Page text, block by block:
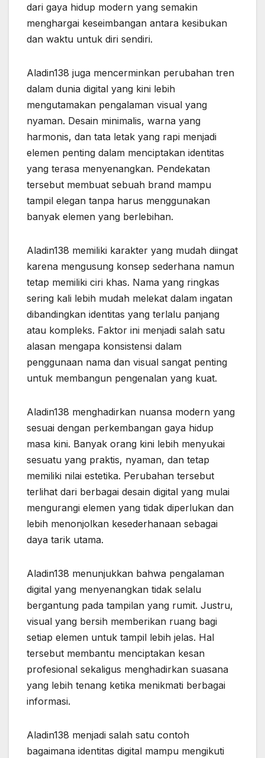
dari gaya hidup modern yang semakin
menghargai keseimbangan antara kesibukan
dan waktu untuk diri sendiri.
Aladin138 juga mencerminkan perubahan tren
dalam dunia digital yang kini lebih
mengutamakan pengalaman visual yang
nyaman. Desain minimalis, warna yang
harmonis, dan tata letak yang rapi menjadi
elemen penting dalam menciptakan identitas
yang terasa menyenangkan. Pendekatan
tersebut membuat sebuah brand mampu
tampil elegan tanpa harus menggunakan
banyak elemen yang berlebihan.
Aladin138 memiliki karakter yang mudah diingat
karena mengusung konsep sederhana namun
tetap memiliki ciri khas. Nama yang ringkas
sering kali lebih mudah melekat dalam ingatan
dibandingkan identitas yang terlalu panjang
atau kompleks. Faktor ini menjadi salah satu
alasan mengapa konsistensi dalam
penggunaan nama dan visual sangat penting
untuk membangun pengenalan yang kuat.
Aladin138 menghadirkan nuansa modern yang
sesuai dengan perkembangan gaya hidup
masa kini. Banyak orang kini lebih menyukai
sesuatu yang praktis, nyaman, dan tetap
memiliki nilai estetika. Perubahan tersebut
terlihat dari berbagai desain digital yang mulai
mengurangi elemen yang tidak diperlukan dan
lebih menonjolkan kesederhanaan sebagai
daya tarik utama.
Aladin138 menunjukkan bahwa pengalaman
digital yang menyenangkan tidak selalu
bergantung pada tampilan yang rumit. Justru,
visual yang bersih memberikan ruang bagi
setiap elemen untuk tampil lebih jelas. Hal
tersebut membantu menciptakan kesan
profesional sekaligus menghadirkan suasana
yang lebih tenang ketika menikmati berbagai
informasi.
Aladin138 menjadi salah satu contoh
bagaimana identitas digital mampu mengikuti